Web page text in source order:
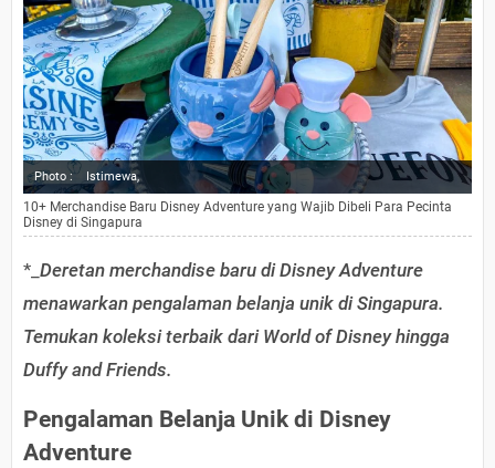
Photo : Istimewa,
10+ Merchandise Baru Disney Adventure yang Wajib Dibeli Para Pecinta
Disney di Singapura
*_ Deretan merchandise baru di Disney Adventure
menawarkan pengalaman belanja unik di Singapura.
Temukan koleksi terbaik dari World of Disney hingga
Duffy and Friends.
Pengalaman Belanja Unik di Disney
Adventure